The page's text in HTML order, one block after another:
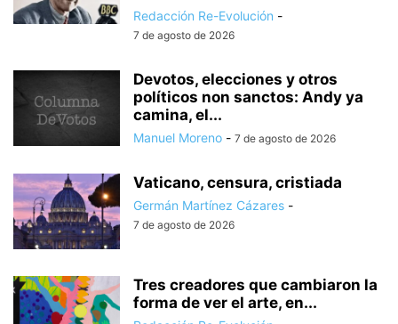
Redacción Re-Evolución -
7 de agosto de 2026
Devotos, elecciones y otros
políticos non sanctos: Andy ya
camina, el...
Manuel Moreno - 7 de agosto de 2026
Vaticano, censura, cristiada
Germán Martínez Cázares -
7 de agosto de 2026
Tres creadores que cambiaron la
forma de ver el arte, en...